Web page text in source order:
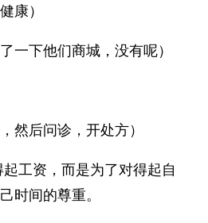
康）
一下他们商城，没有呢）
然后问诊，开处方）
工资，而是为了对得起自
时间的尊重。